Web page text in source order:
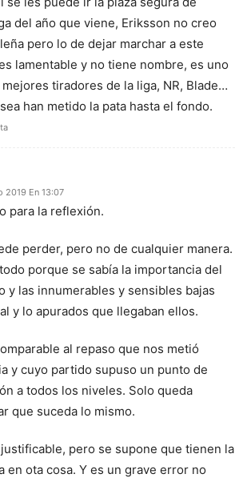
del año que viene, Eriksson no creo
pero lo de dejar marchar a este
lamentable y no tiene nombre, es uno
tiradores de la liga, NR, Blade…
han metido la pata hasta el fondo.
2019 En 13:07
para la reflexión.
perder, pero no de cualquier manera.
porque se sabía la importancia del
y las innumerables y sensibles bajas
y lo apurados que llegaban ellos.
al repaso que nos metió
y cuyo partido supuso un punto de
a todos los niveles. Solo queda
que suceda lo mismo.
pero se supone que tienen la
en ota cosa. Y es un grave error no